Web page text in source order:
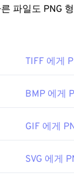
다. PNG는 투명
(
떻게 여나
은 운영 체제의
파일은 모든 웹
PNG-WebP또
식으로 변환할
TIFF 에게
BMP 에게
GIF 에게
SVG 에게